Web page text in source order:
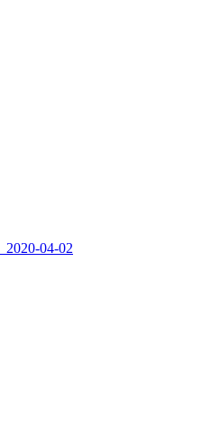
2020-04-02